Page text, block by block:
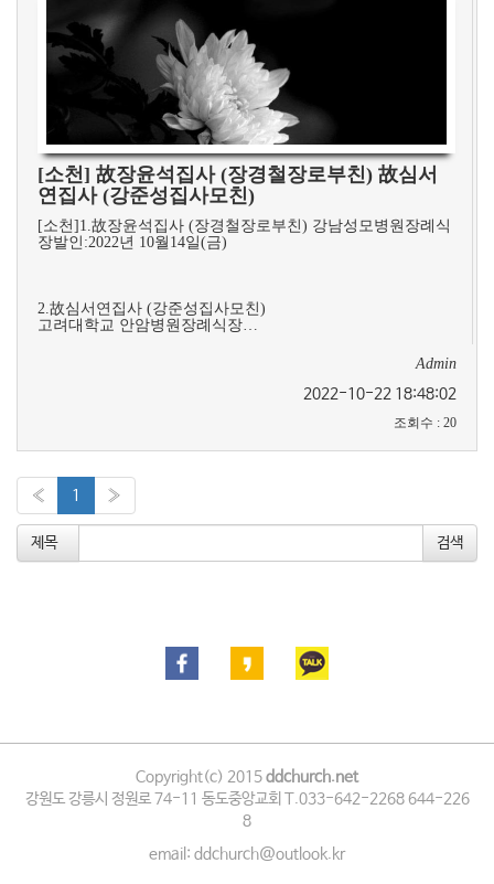
[소천] 故장윤석집사 (장경철장로부친) 故심서
연집사 (강준성집사모친)
[소천]1.故장윤석집사 (장경철장로부친) 강남성모병원장례식
장발인:2022년 10월14일(금)
2.故심서연집사 (강준성집사모친)
고려대학교 안암병원장례식장…
Admin
2022-10-22 18:48:02
조회수 : 20
« 1 »
제목
Copyright(c) 2015ddchurch.net
강원도 강릉시 정원로 74-11 동도중앙교회 T.033-642-2268 644-226
8
email: ddchurch@outlook.kr